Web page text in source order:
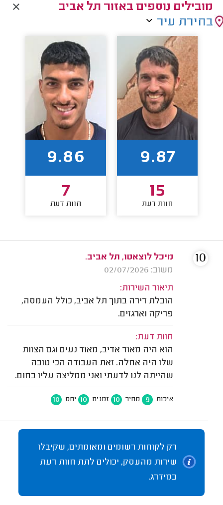
מובילים נוספים באזור תל אביב
בחירת עיר
9.87
15
חוות דעת
9.86
7
חוות דעת
מיכל לוצאטו, תל אביב.
משוב: 02/07/2026
תיאור השירות:
הובלת דירה בתוך תל אביב, כולל העמסה,
פריקה וארגזים.
חוות דעת:
הוא היה מאוד אדיב, מאוד נעים וגם הצוות
שלו היה אחלה. זאת העבודה הכי טובה
שהייתה לנו לדעתי ואני ממליצה עליו בחום.
איכות 9 מחיר 10 זמנים 10 יחס 10
10
רק לקוחות רשומים ומאומתים, שקיבלו
שירות מהעסק, יכולים לתת חוות דעת
במידרג.